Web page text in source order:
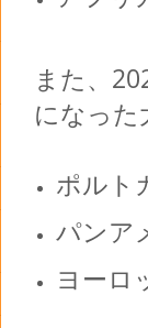
また、
になった
ポルト
パンア
ヨーロ